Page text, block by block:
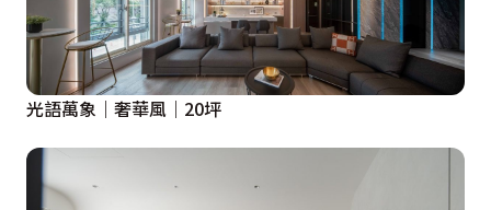
光語萬象｜奢華風｜20坪